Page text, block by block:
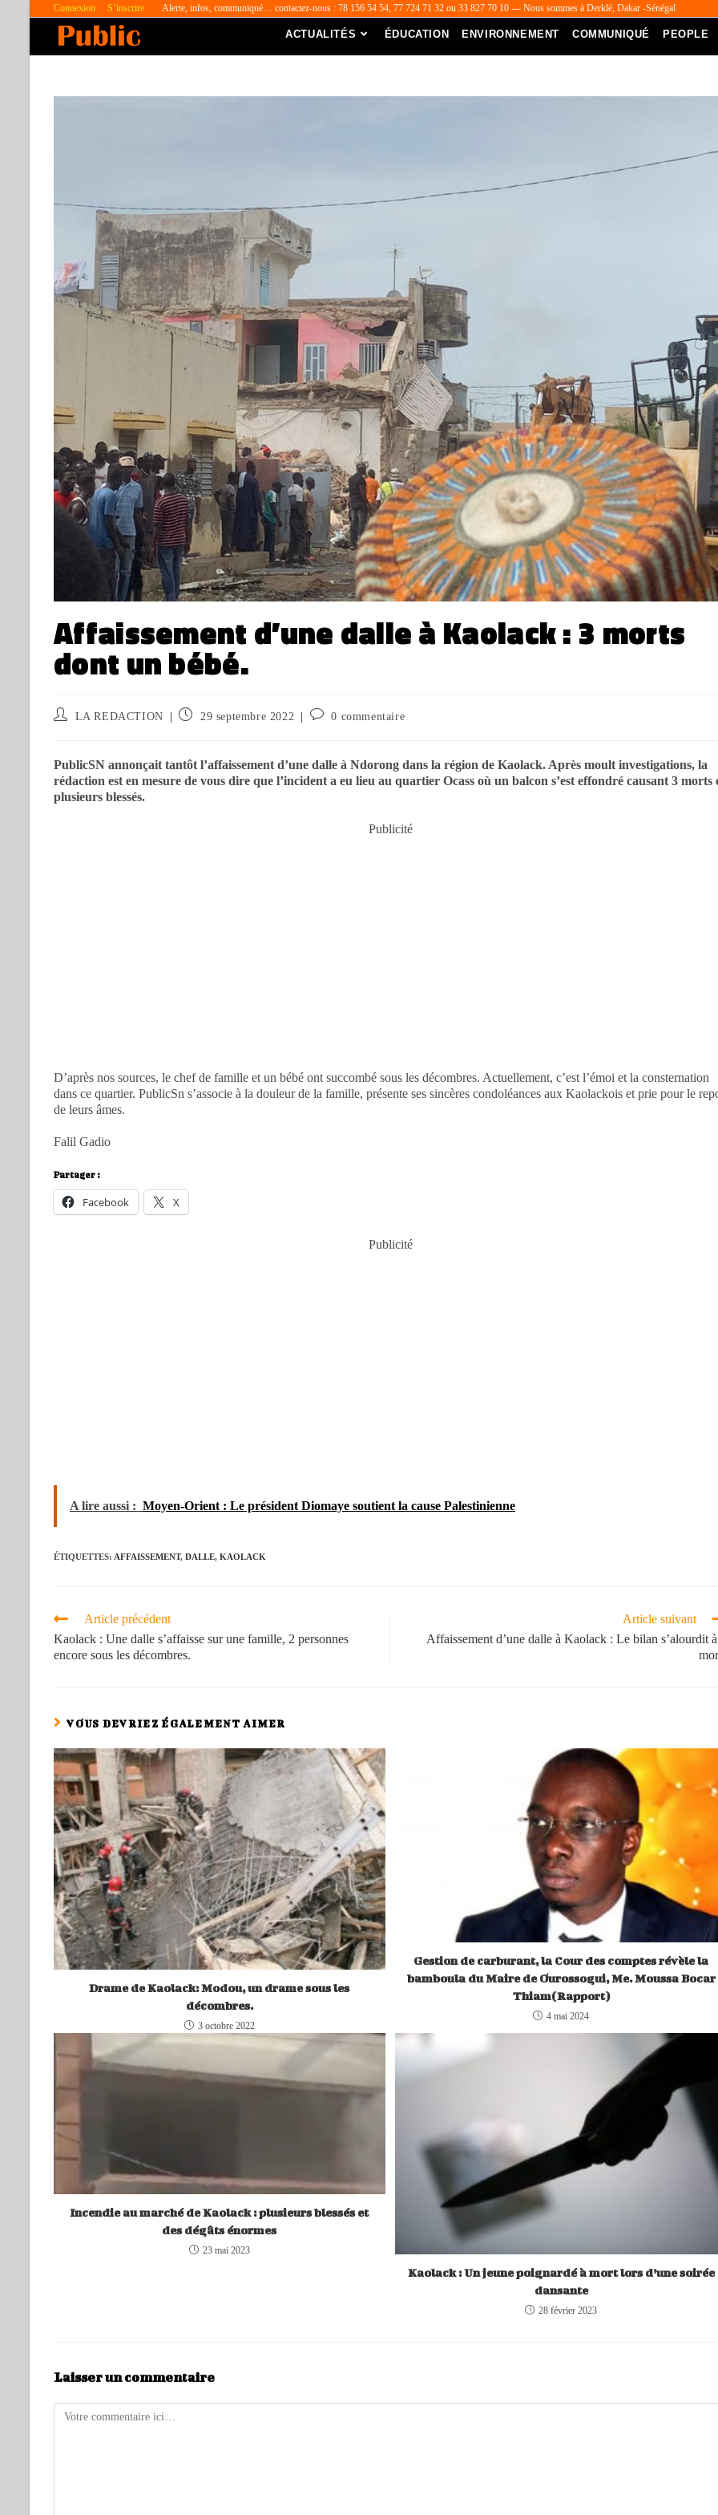
Connexion S’inscrire Alerte, infos, communiqué… contactez-nous : 78 156 54 54, 77 724 71 32 ou 33 827 70 10 --- Nous sommes à Derklé, Dakar -Sénégal
ACTUALITÉS ÉDUCATION ENVIRONNEMENT COMMUNIQUÉ PEOPLE
Affaissement d’une dalle à Kaolack : 3 morts
dont un bébé.
LA REDACTION 29 septembre 2022 0 commentaire
PublicSN annonçait tantôt l’affaissement d’une dalle à Ndorong dans la région de Kaolack. Après moult investigations, la
rédaction est en mesure de vous dire que l’incident a eu lieu au quartier Ocass où un balcon s’est effondré causant 3 morts
plusieurs blessés.
Publicité
D’après nos sources, le chef de famille et un bébé ont succombé sous les décombres. Actuellement, c’est l’émoi et la consternation
dans ce quartier. PublicSn s’associe à la douleur de la famille, présente ses sincères condoléances aux Kaolackois et prie pour le
de leurs âmes.
Falil Gadio
Partager :
Facebook X
Publicité
A lire aussi : Moyen-Orient : Le président Diomaye soutient la cause Palestinienne
ÉTIQUETTES: AFFAISSEMENT, DALLE, KAOLACK
Article précédent
Kaolack : Une dalle s’affaisse sur une famille, 2 personnes
encore sous les décombres.
Article suivant
Affaissement d’une dalle à Kaolack : Le bilan s’alourdit
VOUS DEVRIEZ ÉGALEMENT AIMER
Drame de Kaolack: Modou, un drame sous les
décombres.
3 octobre 2022
Gestion de carburant, la Cour des comptes révèle la
bamboula du Maire de Ourossogui, Me. Moussa Bocar
Thiam(Rapport)
4 mai 2024
Incendie au marché de Kaolack : plusieurs blessés et
des dégâts énormes
23 mai 2023
Kaolack : Un jeune poignardé à mort lors d’une soirée
dansante
28 février 2023
Laisser un commentaire